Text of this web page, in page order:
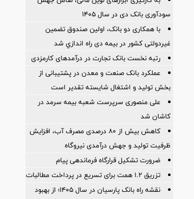
سودآوری بانک دی در سال ۱۴۰۵
با همکاری دو بانک، اولین صندوق تضمین
غیردولتی کشور در بیمه دی راه اندازي شد
رتبه نخست بانک تجارت در درآمدهای کارمزدی
عملکرد بانک صنعت و معدن در پشتیبانی از
بخش تولید و اشتغال شایسته تقدیر است
علی منصوری سرپرست شعبه بیمه سرمد در
کاشان شد
کاهش بیش از ۸۰ درصدی مصرف آب، افزایش
ظرفیت تولید و جهش درآمدی نیروگاه
ضرورت تشكیل قرارگاه فرماندهی پیام
تزریق ۱.۲ همت برای تسریع در پرداخت مطالبات
نقشه راه بانک پارسیان در سال ۱۴۰۵؛ از بهبود